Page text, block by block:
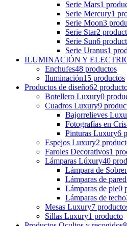
Serie Mars1
Serie Mercury1
Serie Moon3
Serie Star2
Serie Sun6
Serie Uranus1
ILUMINACIÓN Y
Enchufes48 productos
Iluminación15 productos
Productos de diseño62
Botellero Luxury0
Cuadros Luxury9
Bajorrelieves
Fotografías en
Pinturas Luxury6
Espejos Luxury2
Faroles Decorativos1
Lámparas Lúxury40
Lámpara de
Lámparas de pared
Lámparas de pie0
Lámparas de techo
Mesas Luxury7
Sillas Luxury1 producto